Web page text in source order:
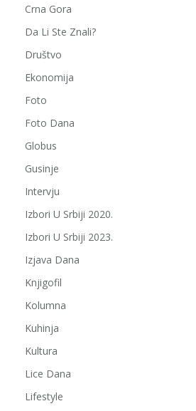
Crna Gora
Da Li Ste Znali?
Društvo
Ekonomija
Foto
Foto Dana
Globus
Gusinje
Intervju
Izbori U Srbiji 2020.
Izbori U Srbiji 2023.
Izjava Dana
Knjigofil
Kolumna
Kuhinja
Kultura
Lice Dana
Lifestyle